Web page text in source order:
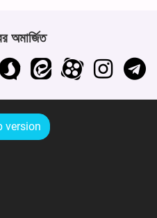
অমার্জিত
version